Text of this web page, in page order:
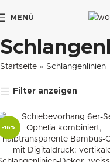
MENÜ
Startseite » Schlangenlinien
Filter anzeigen
-16%